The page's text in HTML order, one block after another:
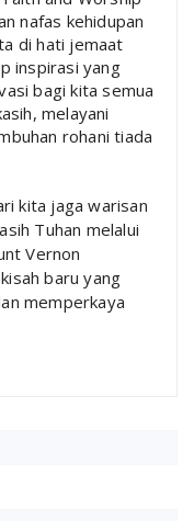
nafas kehidupan
di hati jemaat
inspirasi yang
bagi kita semua
melayani
rohani tiada
kita jaga warisan
Tuhan melalui
Vernon
baru yang
memperkaya